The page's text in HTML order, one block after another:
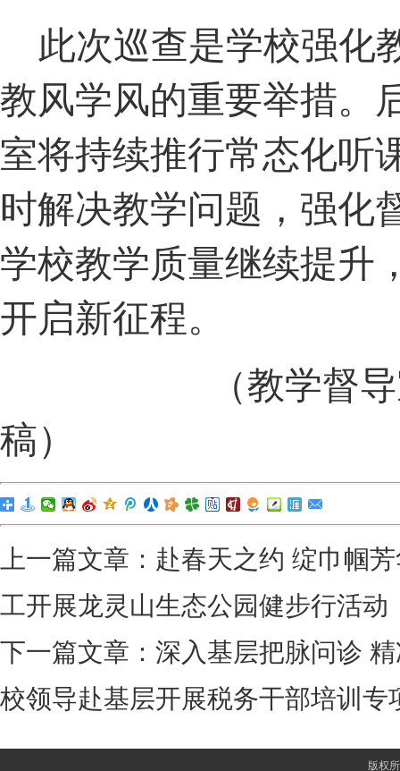
此次巡查是学校强化
教风学风的重要举措。
室将持续推行常态化听
时解决教学问题，强化
学校教学质量继续提升
开启新征程。
（教学督
稿）
上一篇文章： 赴春天之约 绽巾帼
工开展龙灵山生态公园健步行活动
下一篇文章： 深入基层把脉问诊
校领导赴基层开展税务干部培训专
版权